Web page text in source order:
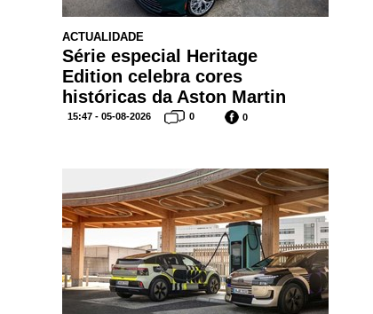
ACTUALIDADE
Série especial Heritage
Edition celebra cores
históricas da Aston Martin
15:47 - 05-08-2026 0 0